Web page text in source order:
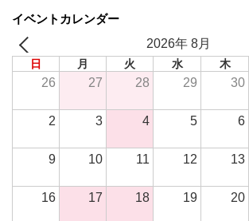
イベントカレンダー
2026年 8月
日 月 火 水 木
26 27 28 29 30
2 3 4 5 6
9 10 11 12 13
16 17 18 19 20